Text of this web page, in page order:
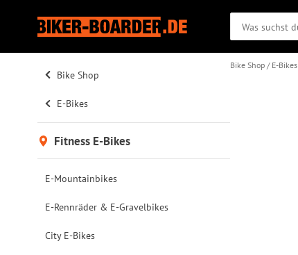
Bike Shop
E-Bikes
Fitness E-Bikes
E-Mountainbikes
E-Rennräder & E-Gravelbikes
City E-Bikes
Bike Shop E-Bikes